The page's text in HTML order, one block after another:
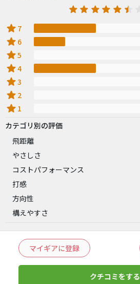
star 7
star 6
star5
star4
star3
star 2
star 1
カテゴリ別の評価
飛距離
やさしさ
コストパフォーマンス
打感
方向性
構えやすさ
マイギアに登録
クチコミをする